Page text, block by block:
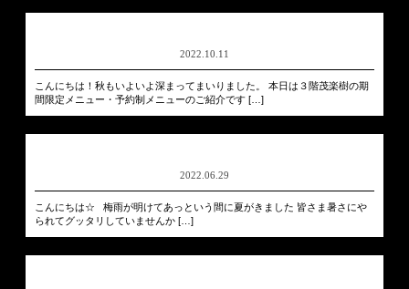
2022.10.11
こんにちは！秋もいよいよ深まってまいりました。 本日は３階茂楽樹の期
間限定メニュー・予約制メニューのご紹介です […]
2022.06.29
こんにちは☆ 梅雨が明けてあっという間に夏がきました 皆さま暑さにや
られてグッタリしていませんか […]